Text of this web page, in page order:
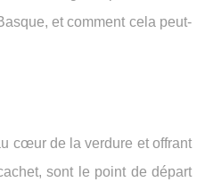
et comment cela peut-
cœur de la verdure et offrant
sont le point de départ